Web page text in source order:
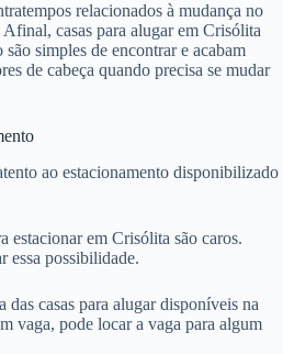
relacionados à mudança no
casas para alugar em Crisólita
simples de encontrar e acabam
de cabeça quando precisa se mudar
ao estacionamento disponibilizado
estacionar em Crisólita são caros.
essa possibilidade.
casas para alugar disponíveis na
vaga, pode locar a vaga para algum